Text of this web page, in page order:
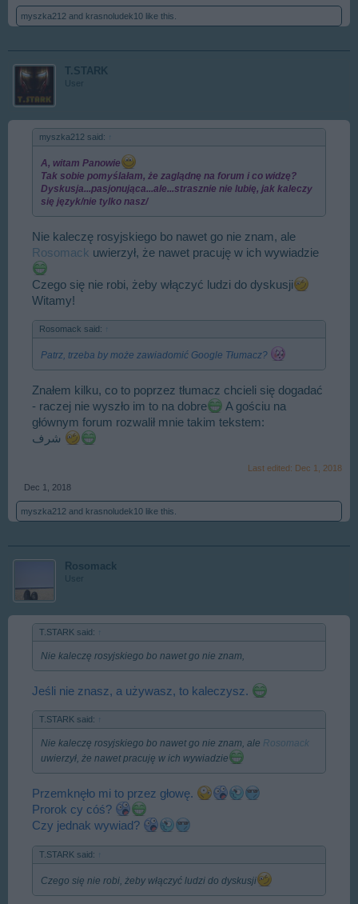
myszka212 and krasnoludek10 like this.
T.STARK
User
myszka212 said:
A, witam Panowie
Tak sobie pomyślałam, że zaglądnę na forum i co widzę?
Dyskusja...pasjonująca...ale...strasznie nie lubię, jak kaleczy
się język/nie tylko nasz/
Nie kaleczę rosyjskiego bo nawet go nie znam, ale
Rosomack uwierzył, że nawet pracuję w ich wywiadzie
Czego się nie robi, żeby włączyć ludzi do dyskusji
Witamy!
Rosomack said:
Patrz, trzeba by może zawiadomić Google Tłumacz?
Znałem kilku, co to poprzez tłumacz chcieli się dogadać
- raczej nie wyszło im to na dobre
A gościu na
głównym forum rozwalił mnie takim tekstem:
Last edited: Dec 1, 2018
Dec 1, 2018
myszka212 and krasnoludek10 like this.
Rosomack
User
T.STARK said:
Nie kaleczę rosyjskiego bo nawet go nie znam,
Jeśli nie znasz, a używasz, to kaleczysz.
T.STARK said:
Nie kaleczę rosyjskiego bo nawet go nie znam, ale Rosomack
uwierzył, że nawet pracuję w ich wywiadzie
Przemknęło mi to przez głowę.
Prorok cy cóś?
Czy jednak wywiad?
T.STARK said:
Czego się nie robi, żeby włączyć ludzi do dyskusji